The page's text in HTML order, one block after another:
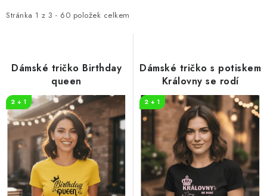
i
d
u
ů
Stránka 1 z 3 - 60 položek celkem
e
p
o
d
t
ů
Dámské tričko Birthday
queen
2 + 1
Dámské tričko s potiskem
Královny se rodí
2 + 1